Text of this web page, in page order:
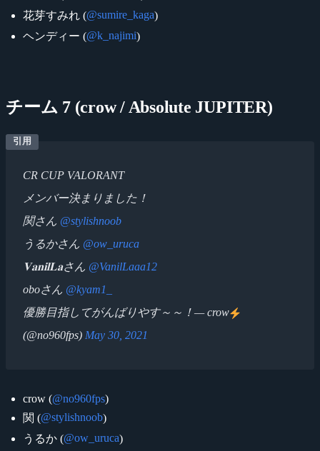
花芽すみれ (@sumire_kaga)
ヘンディー (@k_najimi)
チーム 7 (crow / Absolute JUPITER)
CR CUP VALORANT
メンバー決まりました！
関さん @stylishnoob
うるかさん @ow_uruca
𝐕𝐚𝐧𝐢𝐥𝐋𝐚さん @VanilLaaa12
oboさん @kyam1_
優勝目指してがんばりやす～～！— crow
(@no960fps) May 30, 2021
crow (@no960fps)
関 (@stylishnoob)
うるか (@ow_uruca)